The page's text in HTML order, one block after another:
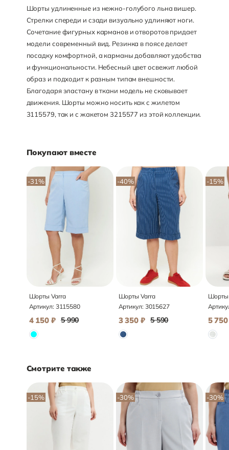
Шорты удлиненные из нежно-голубого льна вишер.
Стрелки спереди и сзади визуально удлиняют ноги.
Сочетание фигурных карманов и отворотов придает
модели современный вид. Резинка в поясе делает
посадку комфортной, а карманы добавляют удобства
и функциональности. Небесный цвет освежит любой
образ и подходит к разным типам внешности.
Благодаря эластану в ткани модель не сковывает
движения. Шорты можно носить как с жилетом
3115579, так и с жакетом 3215577 из этой коллекции.
Покупают вместе
-31%
Шорты Varra
Артикул: 3115580
4 150 ₽ 5 990
-40%
Шорты Varra
Артикул: 3015627
3 350 ₽ 5 590
-15%
Шорты
5 750
Смотрите также
-15% -30% -30%